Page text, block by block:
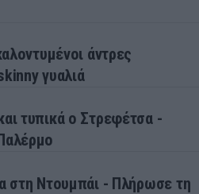
άντρες
γυαλιά
τυπικά ο Στρεφέτσα -
στη Ντουμπάι - Πλήρωσε τη